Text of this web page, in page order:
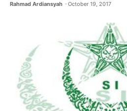
Rahmad Ardiansyah October 19, 2017